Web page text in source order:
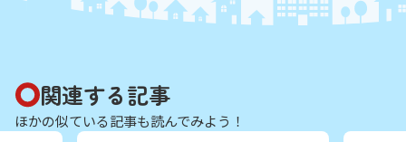
関連する記事
ほかの似ている記事も読んでみよう！